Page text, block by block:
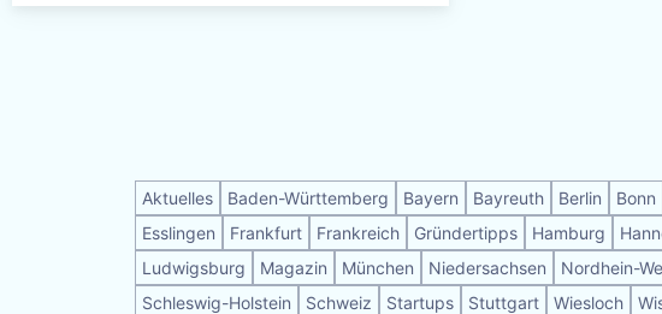
Aktuelles Baden-Württemberg Bayern Bayreuth Berlin Bonn
Esslingen
Frankfurt Frankreich Gründertipps Hamburg
Ludwigsburg
Magazin München Niedersachsen Nordhein-
Schleswig-Holstein
Schweiz Startups Stuttgart Wiesloch